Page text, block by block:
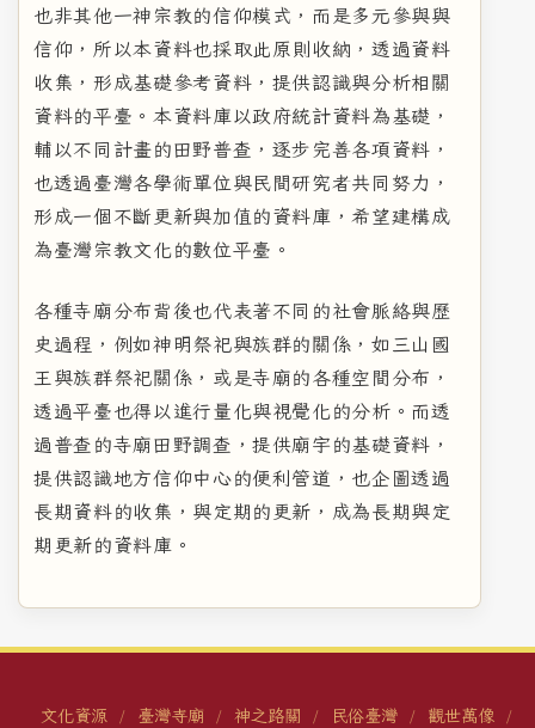
也非其他一神宗教的信仰模式，而是多元參與與
信仰，所以本資料也採取此原則收納，透過資料
收集，形成基礎參考資料，提供認識與分析相關
資料的平臺。本資料庫以政府統計資料為基礎，
輔以不同計畫的田野普查，逐步完善各項資料，
也透過臺灣各學術單位與民間研究者共同努力，
形成一個不斷更新與加值的資料庫，希望建構成
為臺灣宗教文化的數位平臺。
各種寺廟分布背後也代表著不同的社會脈絡與歷
史過程，例如神明祭祀與族群的關係，如三山國
王與族群祭祀關係，或是寺廟的各種空間分布，
透過平臺也得以進行量化與視覺化的分析。而透
過普查的寺廟田野調查，提供廟宇的基礎資料，
提供認識地方信仰中心的便利管道，也企圖透過
長期資料的收集，與定期的更新，成為長期與定
期更新的資料庫。
文化資源 / 臺灣寺廟 / 神之路關 / 民俗臺灣 / 觀世萬像 /